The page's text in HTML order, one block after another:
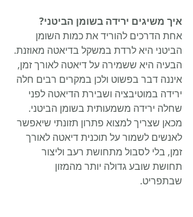
איך משיגים ירידה בשומן הביטני?
אחת הדרכים להוריד את כמות השומן
הביטני היא לרדת במשקל בדיאטה מאוזנת.
הבעיה היא ששמירה על דיאטה לאורך זמן,
איננה דבר בפשוט ולכן במקרים רבים חלה
ירידה במוטיבציה ושבירת הדיאטה לפני
שחלה ירידה משמעותית בשומן הביטני.
מכאן שצריך למצוא פתרון תזונתי שיאפשר
לאנשים לשמור על תוכנית דיאטה לאורך
זמן, בלי לסבול מתחושת רעב וליצור
תחושת שובע גדולה יותר מהמזון
שבתפריט.